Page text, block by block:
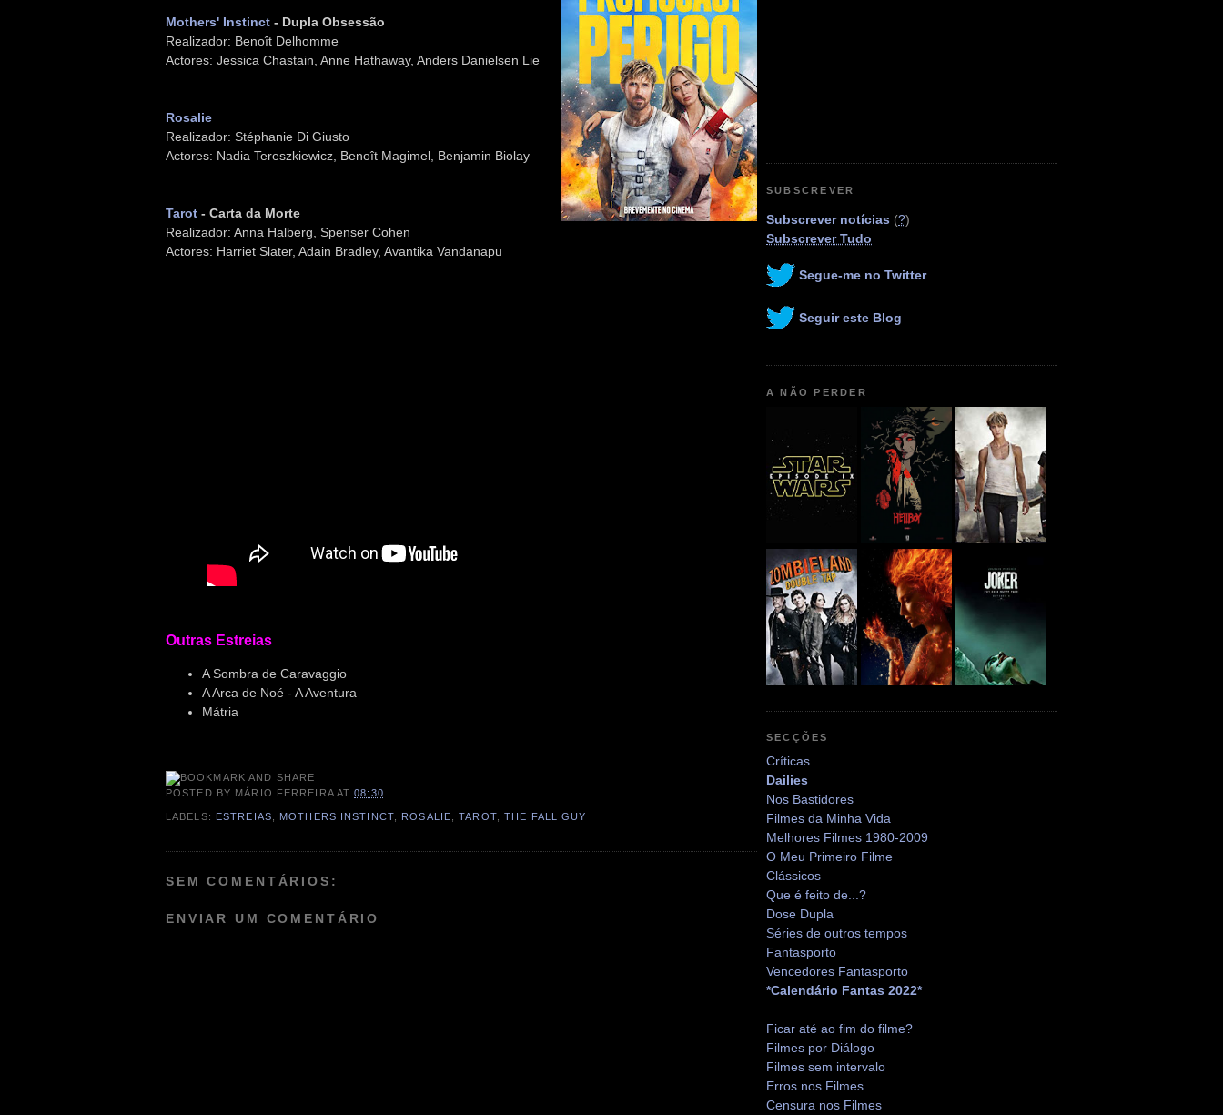
Mothers' Instinct - Dupla Obsessão
Realizador: Benoît Delhomme
Actores: Jessica Chastain, Anne Hathaway, Anders Danielsen Lie
Rosalie
Realizador: Stéphanie Di Giusto
Actores: Nadia Tereszkiewicz, Benoît Magimel, Benjamin Biolay
Tarot - Carta da Morte
Realizador: Anna Halberg, Spenser Cohen
Actores: Harriet Slater, Adain Bradley, Avantika Vandanapu
Outras Estreias
A Sombra de Caravaggio
A Arca de Noé - A Aventura
Mátria
POSTED BY MÁRIO FERREIRA AT08:30
LABELS: ESTREIAS MOTHERS INSTINCT, ROSALIE ,TAROT,THE FALL GUY
SEM COMENTÁRIOS:
ENVIAR UM COMENTÁRIO
SUBSCREVER
Subscrever notícias (?)
Subscrever Tudo
Segue-me no Twitter
Seguir este Blog
A NÃO PERDER
SECÇÕES
Críticas
Dailies
Nos Bastidores
Filmes da Minha Vida
Melhores Filmes 1980-2009
O Meu Primeiro Filme
Clássicos
Que é feito de...?
Dose Dupla
Séries de outros tempos
Fantasporto
Vencedores Fantasporto
*Calendário Fantas 2022*
Ficar até ao fim do filme?
Filmes por Diálogo
Filmes sem intervalo
Erros nos Filmes
Censura nos Filmes